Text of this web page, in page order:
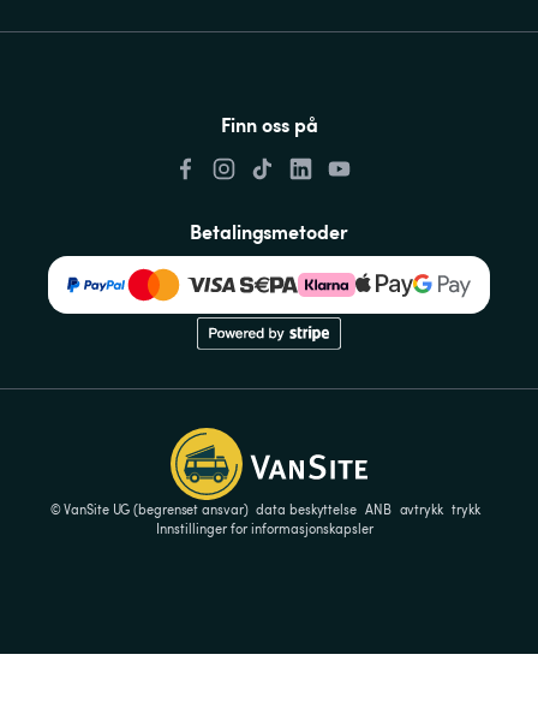
Finn oss på
Betalingsmetoder
© VanSite UG (begrenset ansvar) data beskyttelse ANB avtrykk trykk
Innstillinger for informasjonskapsler